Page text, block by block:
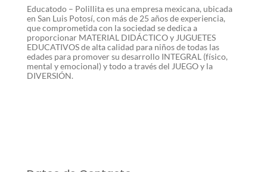
Educatodo – Polillita es una empresa mexicana, ubicada
en San Luis Potosí, con más de 25 años de experiencia,
que comprometida con la sociedad se dedica a
proporcionar MATERIAL DIDÁCTICO y JUGUETES
EDUCATIVOS de alta calidad para niños de todas las
edades para promover su desarrollo INTEGRAL (físico,
mental y emocional) y todo a través del JUEGO y la
DIVERSIÓN.